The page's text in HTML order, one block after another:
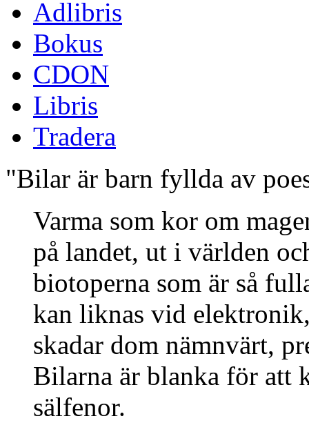
Adlibris
Bokus
CDON
Libris
Tradera
"Bilar är barn fyllda av
Varma som kor om
på landet, ut i världen
biotoperna som är så
kan liknas vid
skadar dom nämnvärt,
Bilarna är blanka för att
sälfenor.